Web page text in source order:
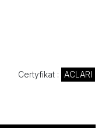
Certyfikat : ACLARI